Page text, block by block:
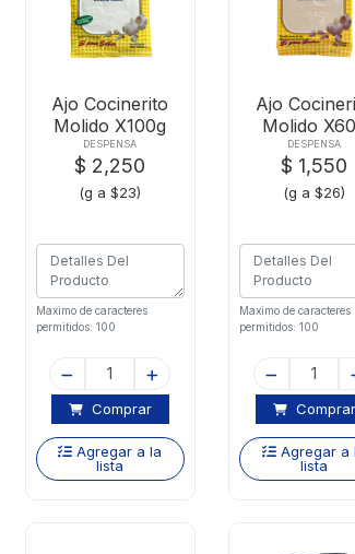
Ajo Cocinerito
Molido X100g
DESPENSA
$ 2,250
(g a $23)
Maximo de caracteres
permitidos: 100
Comprar
Agregar a la
lista
Ajo
Molido
DESPENSA
$ 1,550
(g a $26)
Maximo de caracteres
permitidos: 100
Comprar
Agregar a
lista